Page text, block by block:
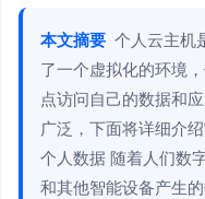
本文摘要 个人云主机
了一个虚拟化的环境
点访问自己的数据和
广泛，下面将详细介
个人数据 随着人们数
和其他智能设备产生